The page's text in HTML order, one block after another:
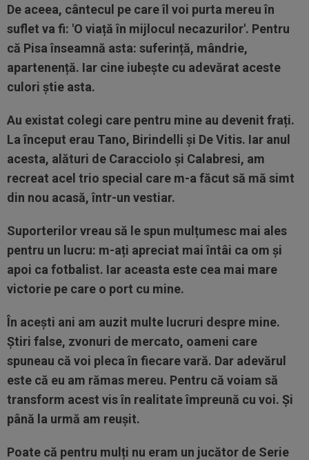
De aceea, cântecul pe care îl voi purta mereu în
suflet va fi: 'O viață în mijlocul necazurilor'. Pentru
că Pisa înseamnă asta: suferință, mândrie,
apartenență. Iar cine iubește cu adevărat aceste
culori știe asta.
Au existat colegi care pentru mine au devenit frați.
La început erau Tano, Birindelli și De Vitis. Iar anul
acesta, alături de Caracciolo și Calabresi, am
recreat acel trio special care m-a făcut să mă simt
din nou acasă, într-un vestiar.
Suporterilor vreau să le spun mulțumesc mai ales
pentru un lucru: m-ați apreciat mai întâi ca om și
apoi ca fotbalist. Iar aceasta este cea mai mare
victorie pe care o port cu mine.
În acești ani am auzit multe lucruri despre mine.
Știri false, zvonuri de mercato, oameni care
spuneau că voi pleca în fiecare vară. Dar adevărul
este că eu am rămas mereu. Pentru că voiam să
transform acest vis în realitate împreună cu voi. Și
până la urmă am reușit.
Poate că pentru mulți nu eram un jucător de Serie